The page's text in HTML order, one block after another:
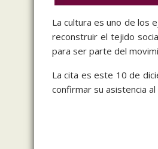
La cultura es uno de los
reconstruir el tejido
para ser parte del
La cita es este 10 de
confirmar su asistencia